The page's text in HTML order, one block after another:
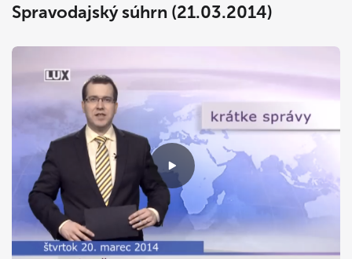
Spravodajský súhrn (21.03.2014)